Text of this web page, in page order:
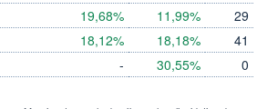
19,68%
18,12%
-
11,99%
18,18%
30,55%
29
41
0